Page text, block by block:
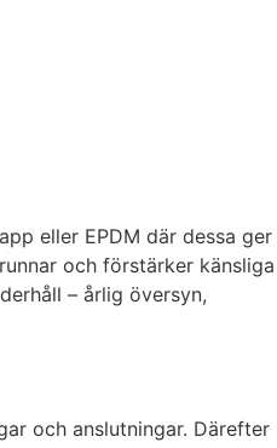
eller EPDM där dessa ger
och förstärker känsliga
– årlig översyn,
och anslutningar. Därefter